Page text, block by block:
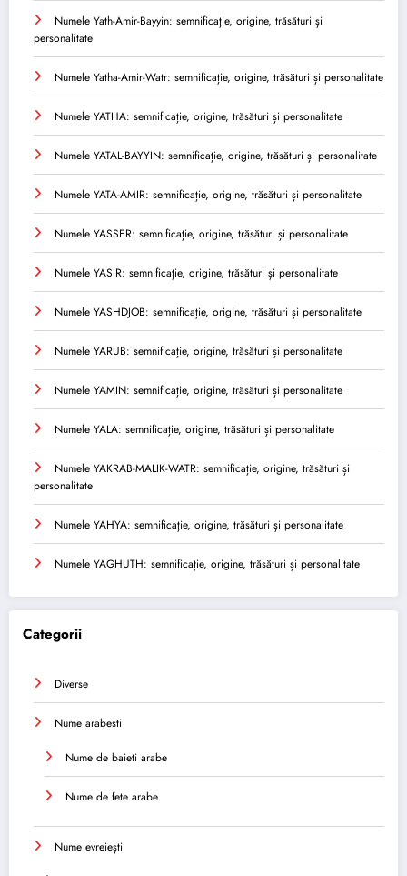
Numele Yath-Amir-Bayyin: semnificație, origine, trăsături și
personalitate
Numele Yatha-Amir-Watr: semnificație, origine, trăsături și personalitate
Numele YATHA: semnificație, origine, trăsături și personalitate
Numele YATAL-BAYYIN: semnificație, origine, trăsături și personalitate
Numele YATA-AMIR: semnificație, origine, trăsături și personalitate
Numele YASSER: semnificație, origine, trăsături și personalitate
Numele YASIR: semnificație, origine, trăsături și personalitate
Numele YASHDJOB: semnificație, origine, trăsături și personalitate
Numele YARUB: semnificație, origine, trăsături și personalitate
Numele YAMIN: semnificație, origine, trăsături și personalitate
Numele YALA: semnificație, origine, trăsături și personalitate
Numele YAKRAB-MALIK-WATR: semnificație, origine, trăsături și
personalitate
Numele YAHYA: semnificație, origine, trăsături și personalitate
Numele YAGHUTH: semnificație, origine, trăsături și personalitate
Categorii
Diverse
Nume arabesti
Nume de baieti arabe
Nume de fete arabe
Nume evreiești